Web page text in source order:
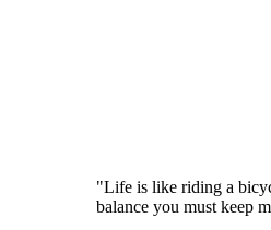
"Life is like riding a
balance you must keep